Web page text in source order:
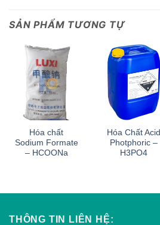
SẢN PHẨM TƯƠNG TỰ
Hóa chất
Sodium Formate
– HCOONa
Hóa Chất Acid
Photphoric –
H3PO4
THÔNG TIN LIÊN HỆ: